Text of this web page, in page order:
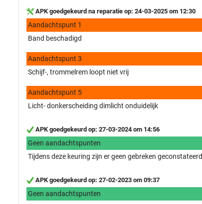
APK goedgekeurd na reparatie op: 24-03-2025 om 12:30
Aandachtspunt 1
Band beschadigd
Aandachtspunt 3
Schijf-, trommelrem loopt niet vrij
Aandachtspunt 5
Licht- donkerscheiding dimlicht onduidelijk
APK goedgekeurd op: 27-03-2024 om 14:56
Geen aandachtspunten
Tijdens deze keuring zijn er geen gebreken geconstateerd
APK goedgekeurd op: 27-02-2023 om 09:37
Geen aandachtspunten